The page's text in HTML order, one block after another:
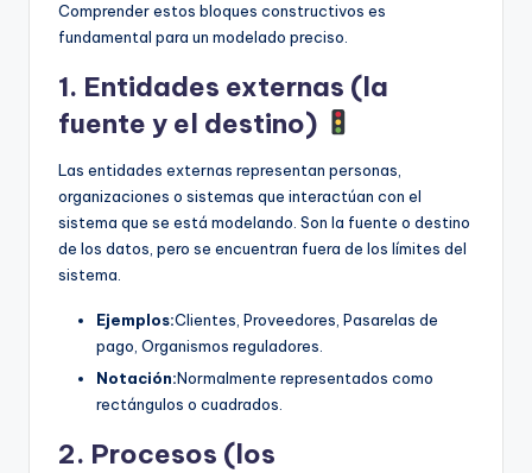
Comprender estos bloques constructivos es
fundamental para un modelado preciso.
1. Entidades externas (la
fuente y el destino)
Las entidades externas representan personas,
organizaciones o sistemas que interactúan con el
sistema que se está modelando. Son la fuente o destino
de los datos, pero se encuentran fuera de los límites del
sistema.
Ejemplos:Clientes, Proveedores, Pasarelas de
pago, Organismos reguladores.
Notación:Normalmente representados como
rectángulos o cuadrados.
2. Procesos (los